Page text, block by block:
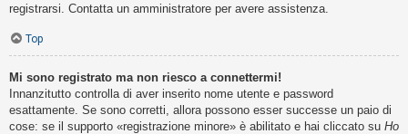
registrarsi. Contatta un amministratore per avere assistenza.
Top
Mi sono registrato ma non riesco a connettermi!
Innanzitutto controlla di aver inserito nome utente e password
esattamente. Se sono corretti, allora possono esser successe un paio di
cose: se il supporto «registrazione minore» è abilitato e hai cliccato su Ho